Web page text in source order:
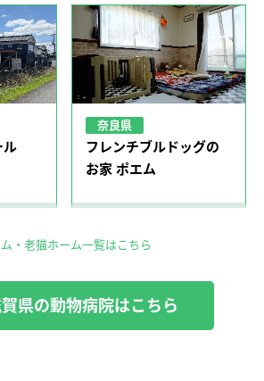
ル
奈良県
フレンチブルドッグの
お家 ポエム
・老猫ホーム一覧はこちら
県の動物病院はこちら